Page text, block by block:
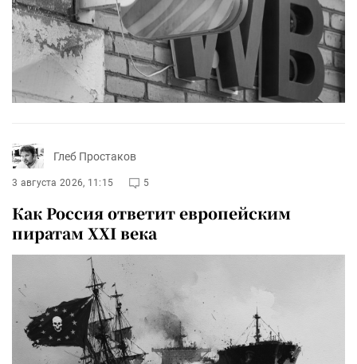
Глеб Простаков
3 августа 2026, 11:15 5
Как Россия ответит европейским
пиратам XXI века